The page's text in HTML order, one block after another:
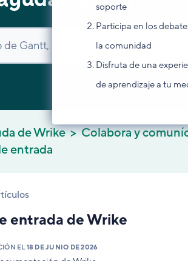
soporte
Participa en los
la comunidad
Disfruta de una
de aprendizaje a tu
de Wrike
Colabora y
entrada
entrada de Wrike
EL 18 DE JUNIO DE 2026